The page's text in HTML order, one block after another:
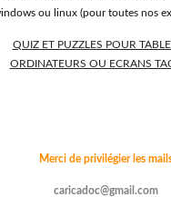
ou linux (pour toutes nos
QUIZ ET PUZZLES POUR
ORDINATEURS OU ECRANS
Merci de privilégier les
caricadoc@gmail.com